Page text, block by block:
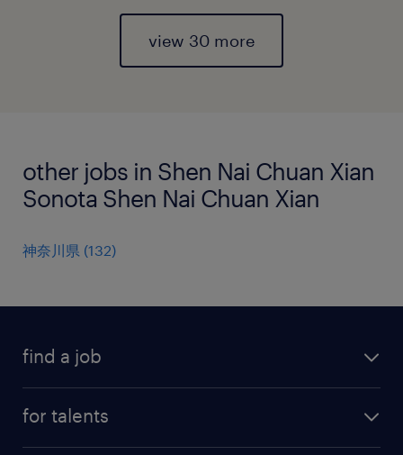
view 30 more
other jobs in Shen Nai Chuan Xian
Sonota Shen Nai Chuan Xian
神奈川県 (132)
find a job
for talents